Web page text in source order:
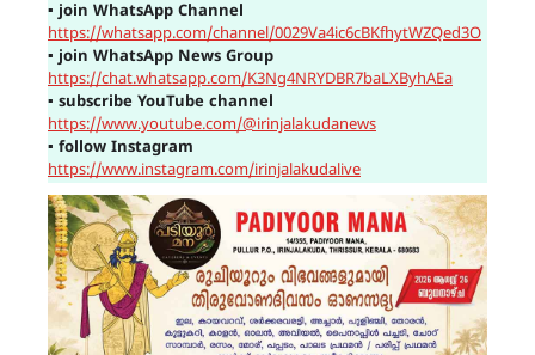
▪ join WhatsApp Channel
https://whatsapp.com/channel/0029Va4ic6cBKfhytWZQed3O
▪ join WhatsApp News Group
https://chat.whatsapp.com/K3Ng4NRYDBR7baLXByhAEa
▪ subscribe YouTube channel
https://www.youtube.com/@irinjalakudanews
▪ follow Instagram
https://www.instagram.com/irinjalakudalive